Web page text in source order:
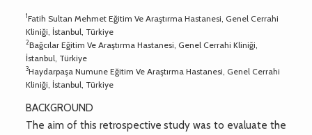
1Fatih Sultan Mehmet Eğitim Ve Araştırma Hastanesi, Genel Cerrahi
Kliniği, İstanbul, Türkiye
2Bağcılar Eğitim Ve Araştırma Hastanesi, Genel Cerrahi Kliniği,
İstanbul, Türkiye
3Haydarpaşa Numune Eğitim Ve Araştırma Hastanesi, Genel Cerrahi
Kliniği, İstanbul, Türkiye
BACKGROUND
The aim of this retrospective study was to evaluate the